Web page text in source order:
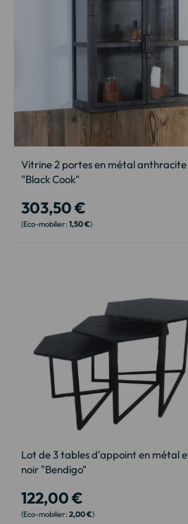
Vitrine 2 portes en métal
"Black Cook"
303,50 €
1,50 €
Lot de 3 tables d'appoint en métal
noir "Bendigo"
122,00 €
2,00 €